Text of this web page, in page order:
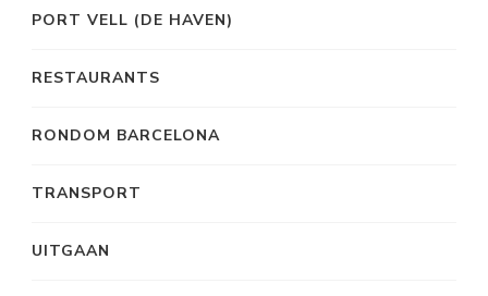
PORT VELL (DE HAVEN)
RESTAURANTS
RONDOM BARCELONA
TRANSPORT
UITGAAN